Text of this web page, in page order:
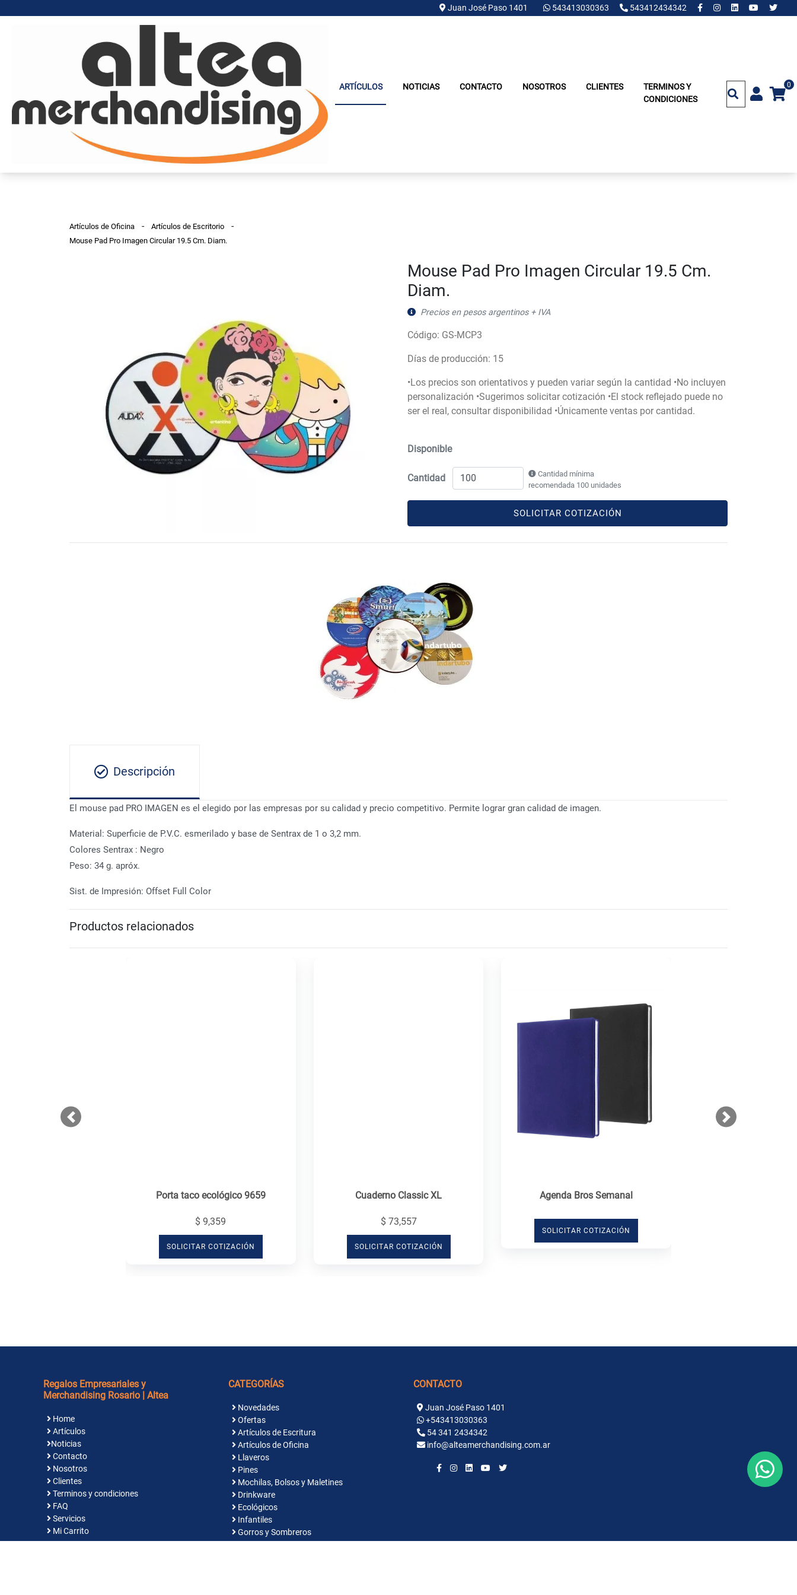
Juan José Paso 1401 543413030363 543412434342
ARTÍCULOS NOTICIAS CONTACTO NOSOTROS CLIENTES
TERMINOS Y
CONDICIONES
0
Artículos de Oficina - Artículos de Escritorio -
Mouse Pad Pro Imagen Circular 19.5 Cm. Diam.
Mouse Pad Pro Imagen Circular 19.5 Cm.
Diam.
Precios en pesos argentinos + IVA
Código: GS-MCP3
Días de producción: 15
•Los precios son orientativos y pueden variar según la cantidad •No incluyen
personalización •Sugerimos solicitar cotización •El stock reflejado puede no
ser el real, consultar disponibilidad •Únicamente ventas por cantidad.
Disponible
Cantidad
Cantidad mínima
recomendada 100 unidades
SOLICITAR COTIZACIÓN
Descripción
El mouse pad PRO IMAGEN es el elegido por las empresas por su calidad y precio competitivo. Permite lograr gran calidad de imagen.
Material: Superficie de P.V.C. esmerilado y base de Sentrax de 1 o 3,2 mm.
Colores Sentrax : Negro
Peso: 34 g. apróx.
Sist. de Impresión: Offset Full Color
Productos relacionados
Previous
Porta taco ecológico 9659
$ 9,359
SOLICITAR COTIZACIÓN
Cuaderno Classic XL
$ 73,557
SOLICITAR COTIZACIÓN
Agenda Bros Semanal
SOLICITAR COTIZACIÓN
Next
Regalos Empresariales y
Merchandising Rosario | Altea
Home
Artículos
Noticias
Contacto
Nosotros
Clientes
Terminos y condiciones
FAQ
Servicios
Mi Carrito
CATEGORÍAS
Novedades
Ofertas
Artículos de Escritura
Artículos de Oficina
Llaveros
Pines
Mochilas, Bolsos y Maletines
Drinkware
Ecológicos
Infantiles
Gorros y Sombreros
CONTACTO
Juan José Paso 1401
+543413030363
54 341 2434342
info@alteamerchandising.com.ar